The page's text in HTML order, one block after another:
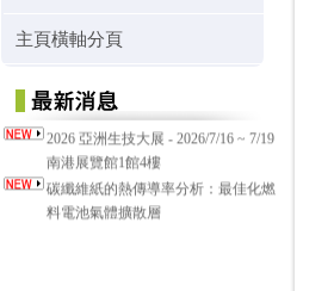
主頁橫軸分頁
2026 亞洲生技大展 - 2026/7/16 ~ 7/19
南港展覽館1館4樓
碳纖維紙的熱傳導率分析：最佳化燃
料電池氣體擴散層